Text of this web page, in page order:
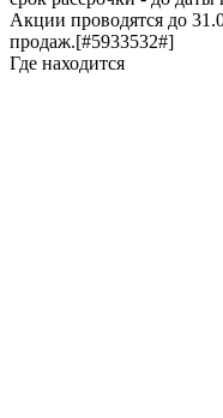
Акции проводятся до
продаж.[#5933532#]
Где находится